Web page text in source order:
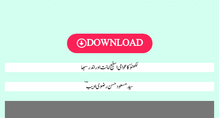
DOWNLOAD
لکھنؤ کا عوامی اسٹیج امانت اور اندرسبھا
سید مسعود حسن رضوی ادیبؔ